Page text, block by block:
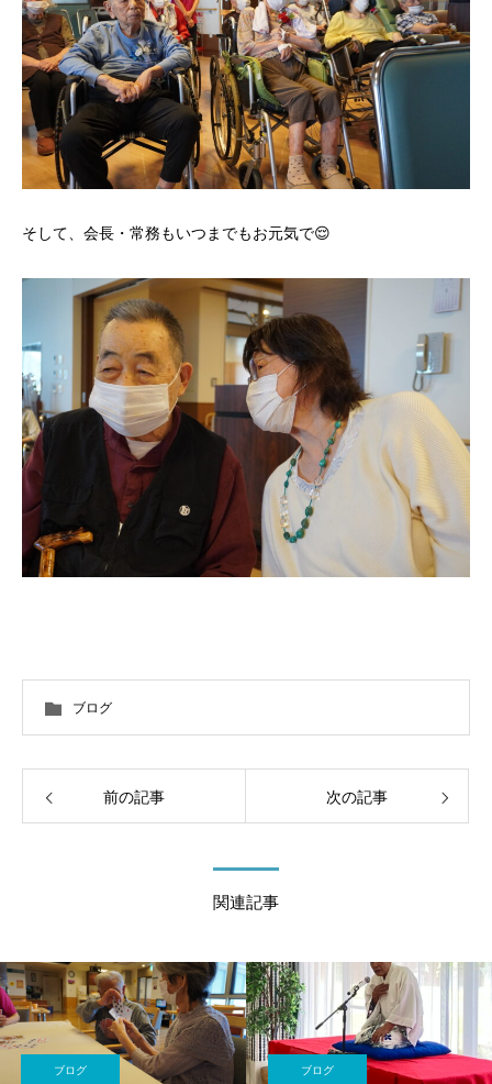
そして、会長・常務もいつまでもお元気で😌
ブログ
前の記事 次の記事
関連記事
ブログ ブログ